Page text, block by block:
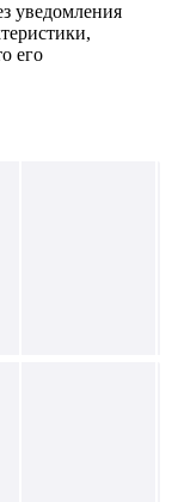
уведомления
его